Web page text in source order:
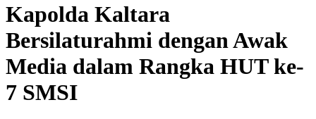
Kapolda Kaltara
Bersilaturahmi dengan Awak
Media dalam Rangka HUT ke-
7 SMSI